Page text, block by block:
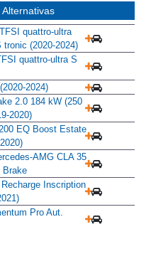
Alternativas
quattro-ultra
tronic (2020-2024)
quattro-ultra S
2024)
2.0 184 kW (250
2020)
EQ Boost Estate
AMG CLA 35
Brake
Inscription
Pro Aut.